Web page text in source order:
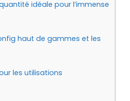
quantité idéale pour l’immense
haut de gammes et les
les utilisations